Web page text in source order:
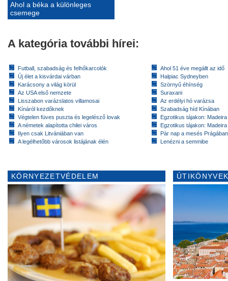
Ahol a béka a különleges
csemege
A kategória további hírei:
Futball, szabadság és felhőkarcolók
Új élet a kisvárdai várban
Karácsony a világ körül
Az USA első nemzete
Lisszabon varázslatos villamosai
Kínáról kezdőknek
Végtelen füves puszta és legelésző lovak
A németek alapította chilei város
Ilyen csak Litvániában van
A legélhetőbb városok listájának élén
Ahol 51 éve megállt az idő
Halpiac Sydneyben
Szörnyű éhínség
Suraxani
Az erdélyi hó varázsa
Szabadság híd Kínában
Egzotikus tájakon:
Egzotikus tájakon:
Pár nap a mesés Prágában
Lenézni a semmibe
KÖRNYEZETVÉDELEM